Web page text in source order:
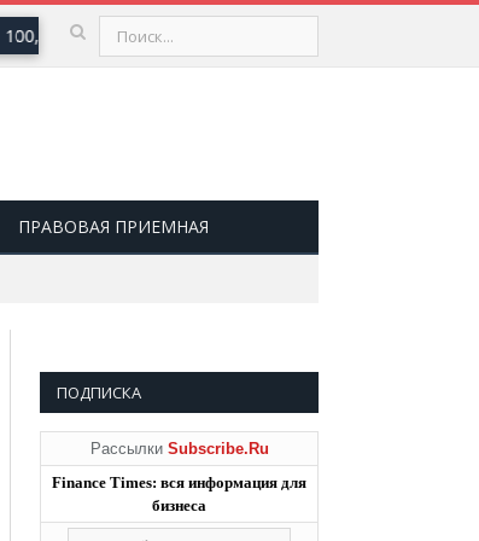
100,66 ₽ ▲ 0,73 USD
ПРАВОВАЯ ПРИЕМНАЯ
ПОДПИСКА
Рассылки Subscribe.Ru
Finance Times: вся информация для
бизнеса